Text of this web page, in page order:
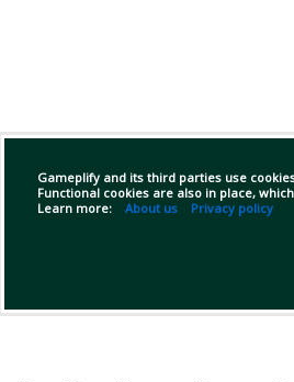
Gameplify and its third parties use
Functional cookies are also in place,
Learn more: About us Privacy policy